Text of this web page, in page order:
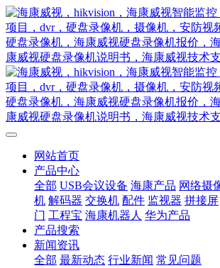
网站首页
产品中心
全部 USB会议设备 海康产品 网络摄
机 解码器 交换机 配件 监视器 拼接屏
门 工程宝 海康机器人 华为产品
产品搜索
新闻资讯
全部 最新动态 行业新闻 常见问题